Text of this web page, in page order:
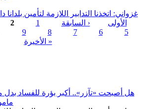
غزواني: اتخذنا التدابير اللازمة لتأمين بلدانا
« الأولى ‹ السابقة 1
2
5
6
7
8
9
الأخيرة »
هل أصبحت «تآزر».. أكبر بؤرة للفساد بدل